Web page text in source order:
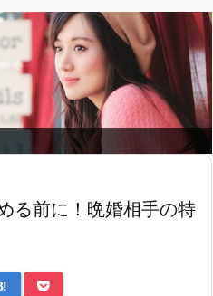
る前に！晩婚相手の特